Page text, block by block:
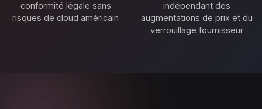
conformité légale sans
risques de cloud américain
indépendant des
augmentations de prix et du
verrouillage fournisseur